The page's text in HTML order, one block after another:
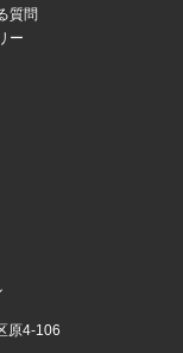
原4-106
質問
ー